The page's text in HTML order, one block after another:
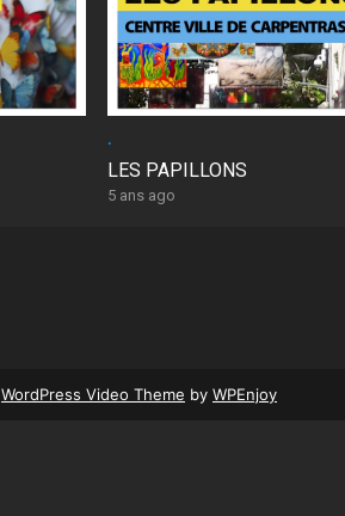
.
LES PAPILLONS
5 ans ago
WordPress Video Theme by WPEnjoy